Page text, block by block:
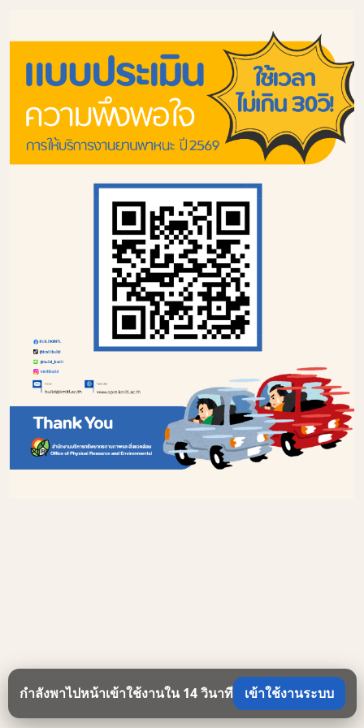
กำลังพาไปหน้าเข้าใช้งานใน14วินาที เข้าใช้งานระบบ